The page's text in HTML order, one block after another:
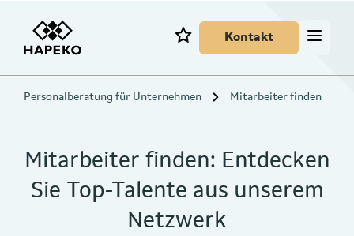
Kontakt
Personalberatung für Unternehmen Mitarbeiter finden
Mitarbeiter finden: Entdecken
Sie Top-Talente aus unserem
Netzwerk